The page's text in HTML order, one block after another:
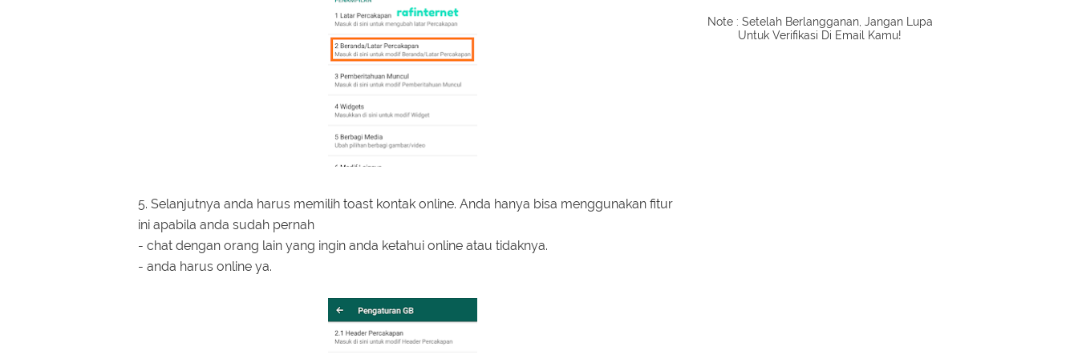
5. Selanjutnya anda harus memilih toast kontak online. Anda hanya bisa menggunakan fitur
ini apabila anda sudah pernah
- chat dengan orang lain yang ingin anda ketahui online atau tidaknya.
- anda harus online ya.
Note : Setelah Berlangganan, Jangan Lupa
Untuk Verifikasi Di Email Kamu!